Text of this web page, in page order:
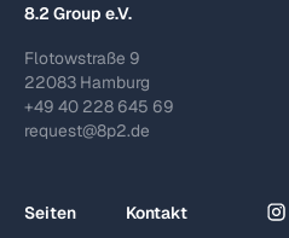
8.2 Group e.V.
Flotowstraße 9
22083 Hamburg
+49 40 228 645 69
request@8p2.de
Seiten Kontakt